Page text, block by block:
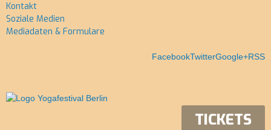
Kontakt
Soziale Medien
Mediadaten & Formulare
FacebookTwitterGoogle+RSS
TICKETS